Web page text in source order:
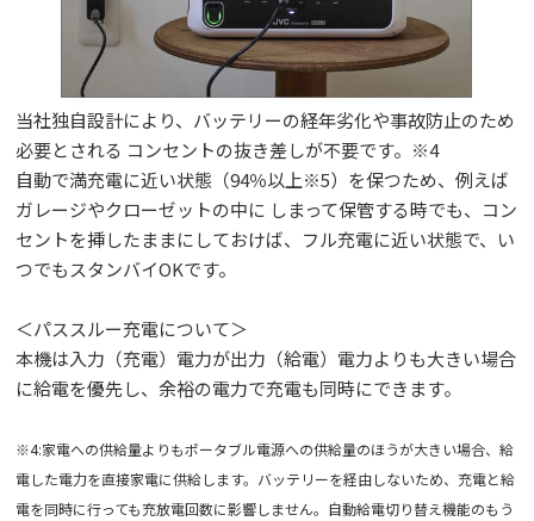
当社独自設計により、バッテリーの経年劣化や事故防止のため
必要とされる コンセントの抜き差しが不要です。※4
自動で満充電に近い状態（94％以上※5）を保つため、例えば
ガレージやクローゼットの中に しまって保管する時でも、コン
セントを挿したままにしておけば、フル充電に近い状態で、い
つでもスタンバイOKです。
＜パススルー充電について＞
本機は入力（充電）電力が出力（給電）電力よりも大きい場合
に給電を優先し、余裕の電力で充電も同時にできます。
※4:家電への供給量よりもポータブル電源への供給量のほうが大きい場合、給
電した電力を直接家電に供給します。バッテリーを経由しないため、充電と給
電を同時に行っても充放電回数に影響しません。自動給電切り替え機能のもう